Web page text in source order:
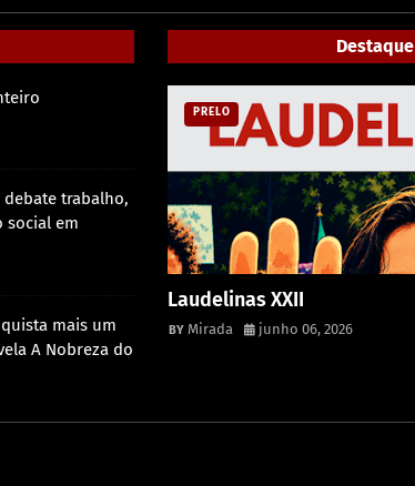
debate trabalho,
social em
mais um
A Nobreza do
Destaque
PRELO
Laudelinas XXII
Mirada junho 06, 2026